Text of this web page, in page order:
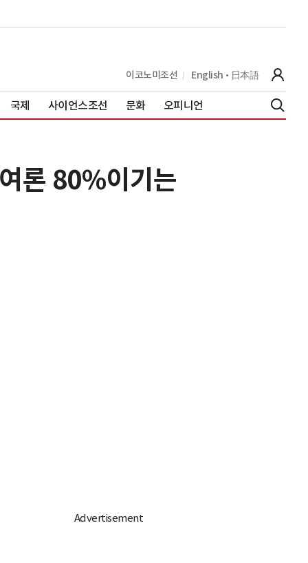
이코노미조선 English 日本語
국제 사이언스조선 문화 오피니언
론 80%이기는